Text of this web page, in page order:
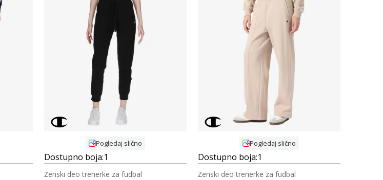
Uporedi
Pogledaj slično
Dostupno boja:1
Ženski deo trenerke za fudbal
Uporedi
Pogledaj slično
Dostupno boja:1
Ženski deo trenerke za fudbal